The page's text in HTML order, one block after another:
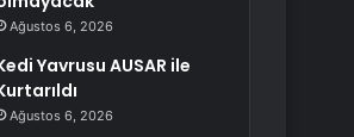
Ağustos 6, 2026
Yavrusu AUSAR ile
Ağustos 6, 2026